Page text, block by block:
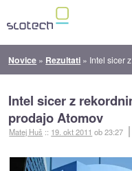
Novice » Rezultati » Intel sicer
Intel sicer z
prodajo Atomov
Matej Huš :: 19. okt 2011 ob 23:27